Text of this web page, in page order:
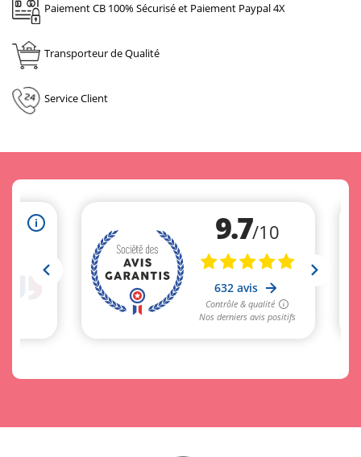
Paiement CB 100% Sécurisé et Paiement Paypal 4X
Transporteur de Qualité
Service Client